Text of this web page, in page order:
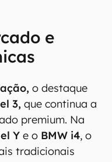
e
o destaque
3, que continua a
premium. Na
Y e o BMW i4, o
tradicionais